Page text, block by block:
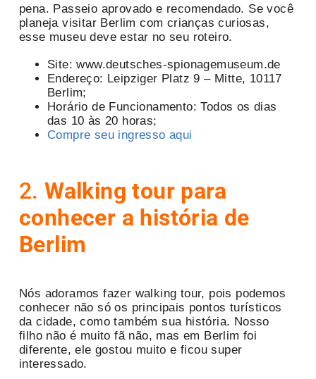
pena. Passeio aprovado e recomendado. Se você
planeja visitar Berlim com crianças curiosas,
esse museu deve estar no seu roteiro.
Site: www.deutsches-spionagemuseum.de
Endereço: Leipziger Platz 9 – Mitte, 10117
Berlim;
Horário de Funcionamento: Todos os dias
das 10 às 20 horas;
Compre seu ingresso aqui
2.Walking tour para
conhecer a história de
Berlim
Nós adoramos fazer walking tour, pois podemos
conhecer não só os principais pontos turísticos
da cidade, como também sua história. Nosso
filho não é muito fã não, mas em Berlim foi
diferente, ele gostou muito e ficou super
interessado.